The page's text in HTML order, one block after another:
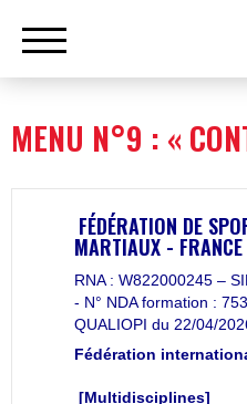
MENU N°9 : «
FÉDÉRATION DE
MARTIAUX - FRANCE
RNA : W822000245 –
- N° NDA formation :
QUALIOPI du 22/04/
Fédération
[Multidisciplines]